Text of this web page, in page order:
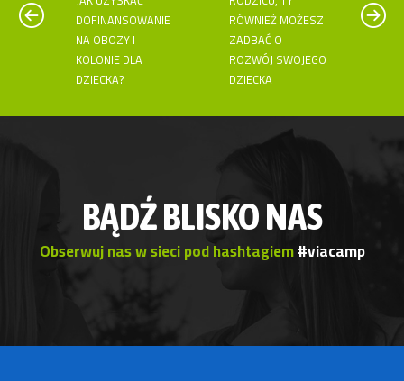
DOFINANSOWANIE
NA OBOZY I
KOLONIE DLA
DZIECKA?
RÓWNIEŻ MOŻESZ
ZADBAĆ O
ROZWÓJ SWOJEGO
DZIECKA
BĄDŹ BLISKO NAS
Obserwuj nas w sieci pod hashtagiem#viacamp